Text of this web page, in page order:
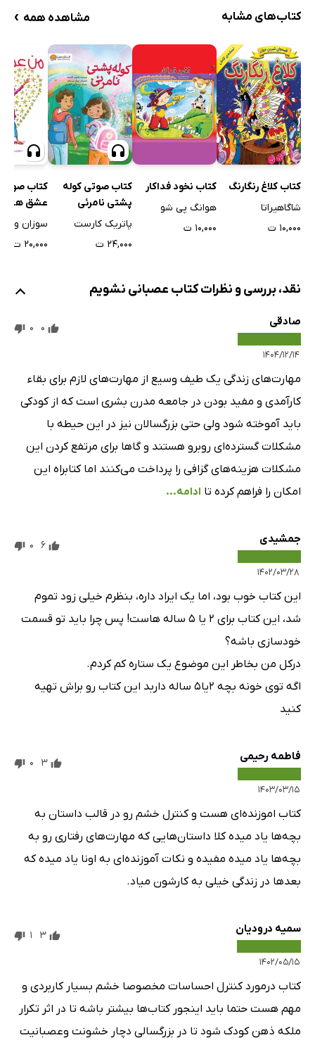
کتاب‌های مشابه مشاهده همه ›
کتاب کلاغ رنگارنگ
شاگاهیراتا
۱۰,۰۰۰ ت
کتاب نخود فداکار
هوانگ پی شو
۱۰,۰۰۰ ت
کتاب صوتی کوله
پشتی نامرئی
پاتریک کارست
۲۴,۰۰۰ ت
کتاب
عشق
سوزان ورده
۲۰,۰۰۰ ت
نقد، بررسی و نظرات کتاب عصبانی نشویم
صادقی
۱۴۰۴/۱۲/۱۴
0
0
مهارت‌های زندگی یک طیف وسیع از مهارت‌های لازم برای بقاء
کارآمدی و مفید بودن در جامعه مدرن بشری است که از کودکی
باید آموخته شود ولی حتی بزرگسالان نیز در این حیطه با
مشکلات گسترده‌ای روبرو هستند و گاها برای مرتفع کردن این
مشکلات هزینه‌های گزافی را پرداخت می‌کنند اما کتابراه این
امکان را فراهم کرده تا ادامه...
جمشیدی
۱۴۰۲/۰۳/۲۸
6
0
این کتاب خوب بود، اما یک ایراد داره، بنظرم خیلی زود تموم
شد، این کتاب برای ۲ یا ۵ ساله هاست! پس چرا باید تو قسمت
خودسازی باشه؟
درکل من بخاطر این موضوع یک ستاره کم کردم.
اگه توی خونه بچه ۲یا۵ ساله داربد این کتاب رو براش تهیه
کنید
فاطمه رحیمی
۱۴۰۳/۰۳/۱۵
3
0
کتاب اموزنده‌ای هست و کنترل خشم رو در قالب داستان به
بچه‌ها یاد میده کلا داستان‌هایی که مهارت‌های رفتاری رو به
بچه‌ها یاد میده مفیده و نکات آموزنده‌ای به اونا یاد میده که
بعدها در زندگی خیلی به کارشون میاد.
سمیه درودیان
۱۴۰۲/۰۵/۱۵
3
1
کتاب درمورد کنترل احساسات مخصوصا خشم بسیار کاربردی و
مهم هست حتما باید اینجور کتاب‌ها بیشتر باشه تا در اثر تکرار
ملکه ذهن کودک شود تا در بزرگسالی دچار خشونت وعصبانیت